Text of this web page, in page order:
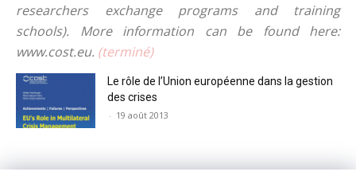
researchers exchange programs and training
schools). More information can be found here:
www.cost.eu. (terminé)
Le rôle de l’Union européenne dans la gestion
des crises
- 19 août 2013